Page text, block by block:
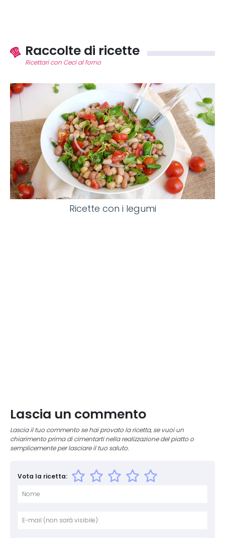
Raccolte di ricette
Ricettari con Ceci al forno
Ricette con i legumi
Lascia un commento
Lascia il tuo commento se hai provato la ricetta, se vuoi un
chiarimento prima di cimentarti nella realizzazione del piatto o
semplicemente per lasciare il tuo saluto.
Vota la ricetta: